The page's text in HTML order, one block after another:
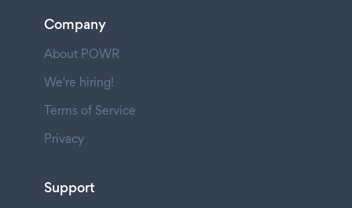
Company
About POWR
We're hiring!
Terms of Service
Privacy
Support